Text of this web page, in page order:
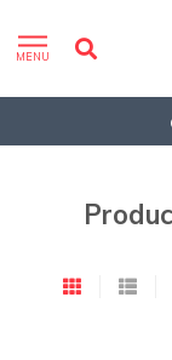
MENU